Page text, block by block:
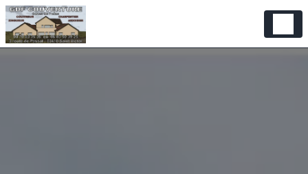
Panneau de gestion des cookies